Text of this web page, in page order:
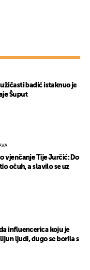
badić istaknuo je
Šuput
vjenčanje Tije Jurčić: Do
očuh, a slavilo se uz
influencerica koju je
ljudi, dugo se borila s